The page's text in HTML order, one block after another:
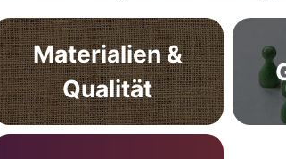
Materialien &
Qualität